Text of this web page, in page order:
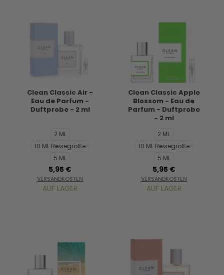
Clean Classic Air -
Eau de Parfum -
Duftprobe - 2 ml
2 ML
10 ML Reisegröße
5 ML
5,95 €
VERSANDKOSTEN
AUF LAGER
Clean Classic Apple
Blossom - Eau de
Parfum - Duftprobe
- 2 ml
2 ML
10 ML Reisegröße
5 ML
5,95 €
VERSANDKOSTEN
AUF LAGER